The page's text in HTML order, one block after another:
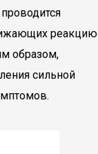
реакцию
образом,
сильной